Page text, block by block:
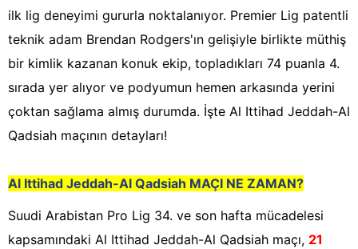
ilk lig deneyimi gururla noktalanıyor. Premier Lig patentli
teknik adam Brendan Rodgers'ın gelişiyle birlikte müthiş
bir kimlik kazanan konuk ekip, topladıkları 74 puanla 4.
sırada yer alıyor ve podyumun hemen arkasında yerini
çoktan sağlama almış durumda. İşte Al Ittihad Jeddah-Al
Qadsiah maçının detayları!
Al Ittihad Jeddah-Al Qadsiah MAÇI NE ZAMAN?
Suudi Arabistan Pro Lig 34. ve son hafta mücadelesi
kapsamındaki Al Ittihad Jeddah-Al Qadsiah maçı, 21